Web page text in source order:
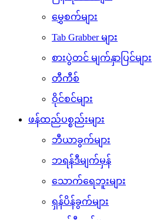
မွှေစက်များ
Tab Grabber များ
စားပွဲတင် မျက်နှာပြင်များ
တီကီစ်
ဝိုင်စင်များ
ဖန်ထည်ပစ္စည်းများ
ဘီယာခွက်များ
ဘရန်ဒီမျက်မှန်
သောက်ရေဘူးများ
ရှန်ပိန်ခွက်များ